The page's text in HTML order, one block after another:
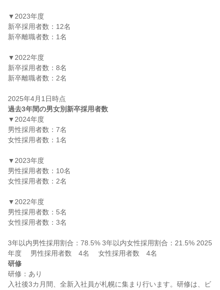
▼2023年度
新卒採用者数：12名
新卒離職者数：1名
▼2022年度
新卒採用者数：8名
新卒離職者数：2名
過去3年間の男女別新卒採用者数
▼2024年度
男性採用者数：7名
女性採用者数：1名
▼2023年度
男性採用者数：10名
女性採用者数：2名
▼2022年度
男性採用者数：5名
女性採用者数：3名
3年以内男性採用割合：78.5% 3年以内女性採用割合：21.5% 2025
研修
研修：あり
入社後3カ月間、全新入社員が札幌に集まり行います。研修は、ビ